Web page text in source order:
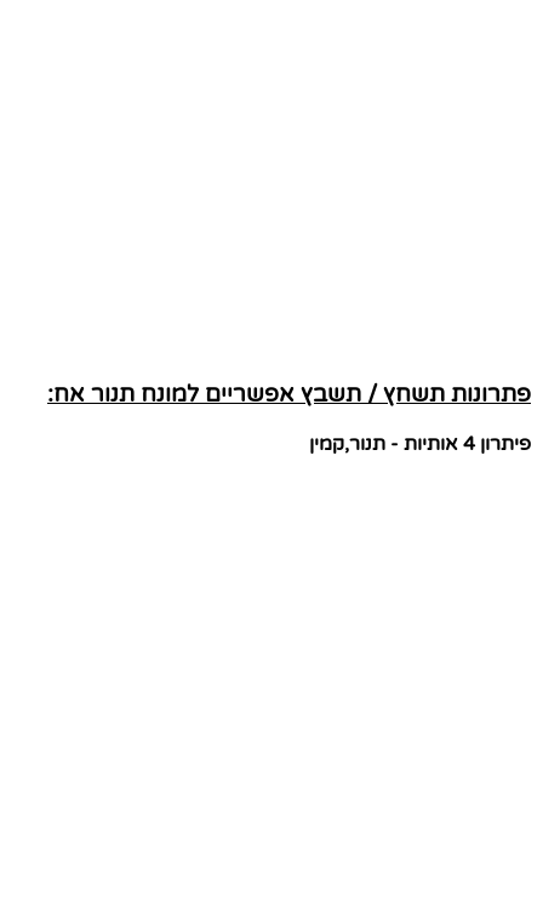
פתרונות תשחץ / תשבץ אפשריים למונח תנור אח:
פיתרון 4 אותיות - תנור,קמין